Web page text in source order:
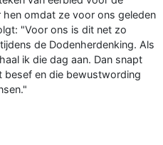
omdat ze voor ons geleden
"Voor ons is dit net zo
de Dodenherdenking. Als
ik die dag aan. Dan snapt
besef en die bewustwording